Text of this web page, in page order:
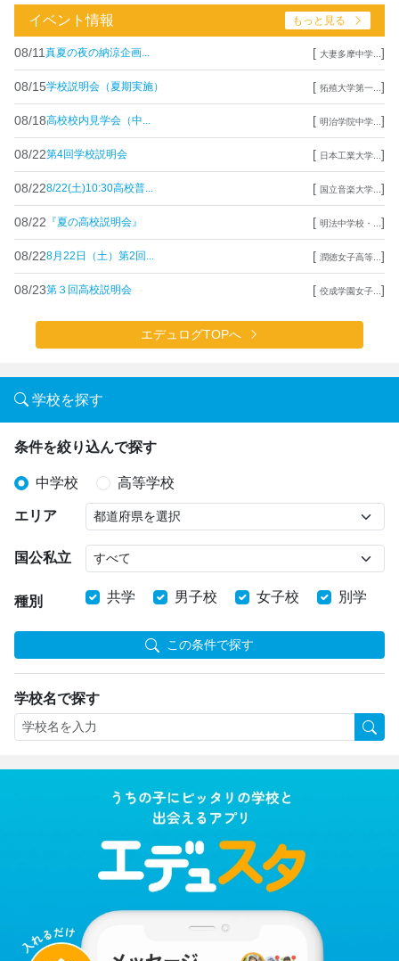
イベント情報 もっと見る
08/11 真夏の夜の納涼企画... [ 大妻多摩中学... ]
08/15学校説明会（夏期実施） [ 拓殖大学第一... ]
08/18高校校内見学会（中... [ 明治学院中学... ]
08/22第4回学校説明会 [ 日本工業大学... ]
08/228/22(土)10:30高校普... [ 国立音楽大学... ]
08/22 『夏の高校説明会』 [ 明法中学校・... ]
08/228月22日（土）第2回... [ 潤徳女子高等... ]
08/23第３回高校説明会 [ 佼成学園女子... ]
エデュログTOPへ
学校を探す
条件を絞り込んで探す
中学校 高等学校
エリア
国公私立
種別 共学 男子校 女子校 別学
この条件で探す
学校名で探す